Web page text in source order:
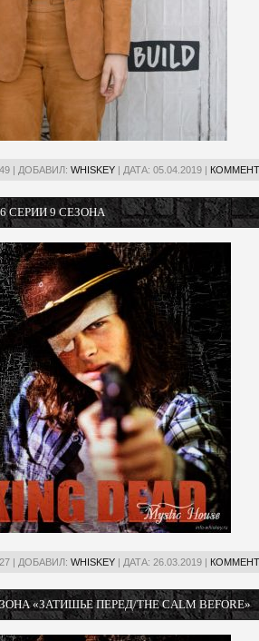
| ДОБАВИЛ: WHISKEY | ДАТА: 05.04.2019 |
СЕРИИ 9 СЕЗОНА
| ДОБАВИЛ: WHISKEY | ДАТА: 26.03.2019 |
«ЗАТИШЬЕ ПЕРЕД/THE CALM BEFORE»